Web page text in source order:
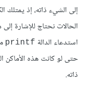
إلى الشيء ذاته، إذ يمتلك
الحالات نحتاج للإشارة
استدعاء الدالة printf
حتى لو كانت هذه الأماكن
ذاته.